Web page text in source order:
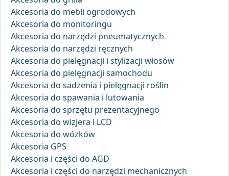
Akcesoria do mebli ogrodowych
Akcesoria do monitoringu
Akcesoria do narzędzi pneumatycznych
Akcesoria do narzędzi ręcznych
Akcesoria do pielęgnacji i stylizacji włosów
Akcesoria do pielęgnacji samochodu
Akcesoria do sadzenia i pielęgnacji roślin
Akcesoria do spawania i lutowania
Akcesoria do sprzętu prezentacyjnego
Akcesoria do wizjera i LCD
Akcesoria do wózków
Akcesoria GPS
Akcesoria i części do AGD
Akcesoria i części do narzędzi mechanicznych